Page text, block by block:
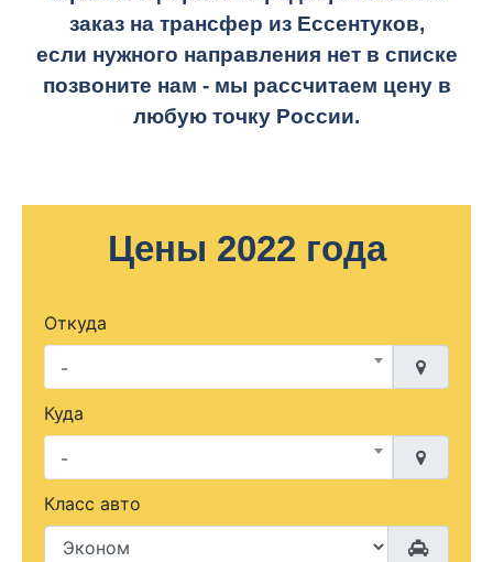
заказ на трансфер из Ессентуков,
если нужного направления нет в списке
позвоните нам - мы рассчитаем цену в
любую точку России.
Цены 2022 года
Откуда
-
Куда
-
Класс авто